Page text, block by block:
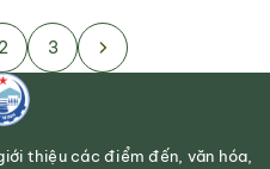
2 3
thiệu các điểm đến, văn hóa,